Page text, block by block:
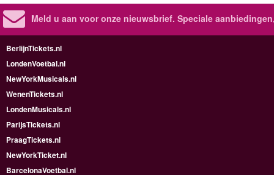
Meld u aan voor onze nieuwsbrief. Speciale
BerlijnTickets.nl
LondenVoetbal.nl
NewYorkMusicals.nl
WenenTickets.nl
LondenMusicals.nl
ParijsTickets.nl
PraagTickets.nl
NewYorkTicket.nl
BarcelonaVoetbal.nl